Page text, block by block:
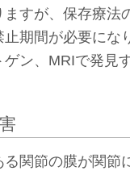
すが、保存療法
止期間が必要にな
ゲン、MRIで発見
関節の膜が関節